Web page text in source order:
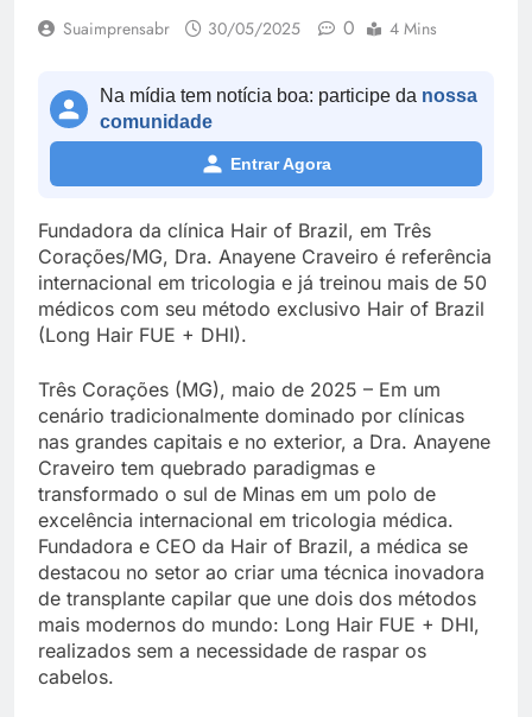
Suaimprensabr 30/05/2025 0 4 Mins
Na mídia tem notícia boa: participe da nossa
comunidade
Entrar Agora
Fundadora da clínica Hair of Brazil, em Três
Corações/MG, Dra. Anayene Craveiro é referência
internacional em tricologia e já treinou mais de 50
médicos com seu método exclusivo Hair of Brazil
(Long Hair FUE + DHI).
Três Corações (MG), maio de 2025 – Em um
cenário tradicionalmente dominado por clínicas
nas grandes capitais e no exterior, a Dra. Anayene
Craveiro tem quebrado paradigmas e
transformado o sul de Minas em um polo de
excelência internacional em tricologia médica.
Fundadora e CEO da Hair of Brazil, a médica se
destacou no setor ao criar uma técnica inovadora
de transplante capilar que une dois dos métodos
mais modernos do mundo: Long Hair FUE + DHI,
realizados sem a necessidade de raspar os
cabelos.